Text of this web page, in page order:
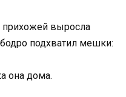
выросла
подхватил мешки:
она дома.